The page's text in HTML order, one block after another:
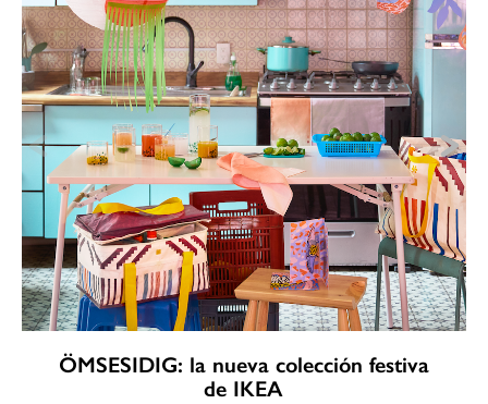
ÖMSESIDIG: la nueva colección festiva
de IKEA